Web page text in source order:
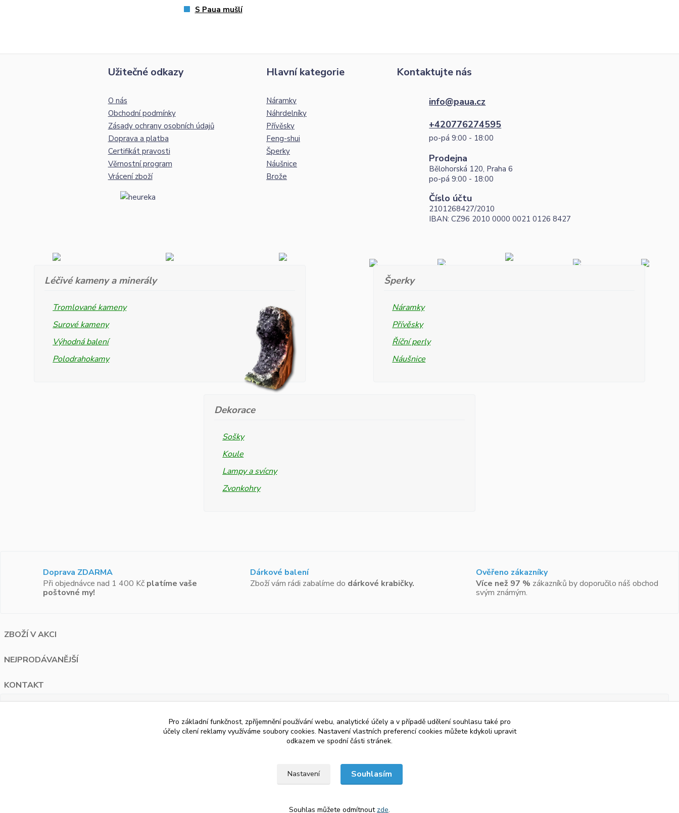
S Paua mušlí
Užitečné odkazy
O nás
Obchodní podmínky
Zásady ochrany osobních údajů
Doprava a platba
Certifikát pravosti
Věrnostní program
Vrácení zboží
Hlavní kategorie
Náramky
Náhrdelníky
Přívěsky
Feng-shui
Šperky
Náušnice
Brože
Kontaktujte nás
info@paua.cz
+420776274595
po-pá 9:00 - 18:00
Prodejna
Bělohorská 120, Praha 6
po-pá 9:00 - 18:00
Číslo účtu
2101268427/2010
IBAN: CZ96 2010 0000 0021 0126 8427
Léčivé kameny a minerály
Tromlované kameny
Surové kameny
Výhodná balení
Polodrahokamy
Šperky
Náramky
Přívěsky
Říční perly
Náušnice
Dekorace
Sošky
Koule
Lampy a svícny
Zvonkohry
Doprava ZDARMA
Při objednávce nad 1 400 Kč platíme vaše
poštovné my!
Dárkové balení
Zboží vám rádi zabalíme do dárkové krabičky.
Ověřeno zákazníky
Více než 97 % zákazníků by doporučilo náš obchod
svým známým.
ZBOŽÍ V AKCI
NEJPRODÁVANĚJŠÍ
KONTAKT
Pro základní funkčnost, zpříjemnění používání webu, analytické účely a v případě udělení souhlasu také pro
účely cílení reklamy využíváme soubory cookies. Nastavení vlastních preferencí cookies můžete kdykoli upravit
odkazem ve spodní části stránek.
Nastavení Souhlasím
Souhlas můžete odmítnout zde.